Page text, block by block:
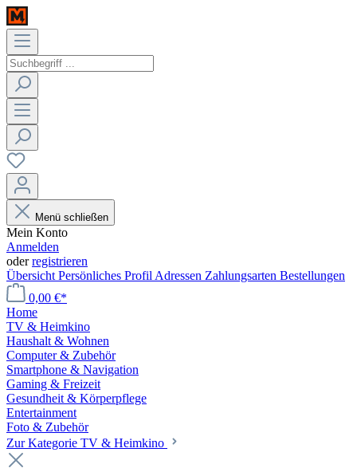
Menü schließen
Mein Konto
Anmelden
oderregistrieren
Übersicht Persönliches Profil Adressen Zahlungsarten Bestellungen
0,00 €*
Home
TV & Heimkino
Haushalt & Wohnen
Computer & Zubehör
Smartphone & Navigation
Gaming & Freizeit
Gesundheit & Körperpflege
Entertainment
Foto & Zubehör
Zur Kategorie TV & Heimkino